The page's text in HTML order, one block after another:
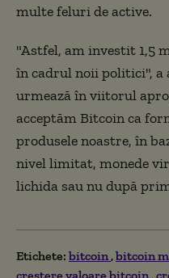
multe feluri de active.
"Astfel, am investit 1,5
în cadrul noii politici", a
urmează în viitorul
acceptăm Bitcoin ca
produsele noastre, în
nivel limitat, monede
lichida sau nu după
Etichete: bitcoin bitcoin